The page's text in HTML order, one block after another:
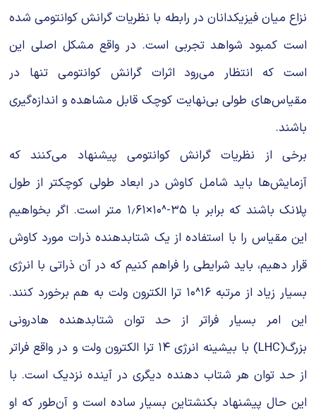
نزاع میان فیزیکدانان در رابطه با نظریات گرانش کوانتومی شده
است کمبود شواهد تجربی است. در واقع مشکل اصلی این
است که انتظار می‌رود اثرات گرانش کوانتومی تنها در
مقیاس‌های طولی بی‌نهایت کوچک قابل مشاهده و اندازه‌گیری
باشند.
برخی از نظریات گرانش کوانتومی پیشنهاد می‌کنند که
آزمایش‌ها باید شامل کاوش در ابعاد طولی کوچکتر از طول
پلانک باشند که برابر با ۳۵-^۱۰×۱٫۶۱ متر است. اگر بخواهیم
این مقیاس را با استفاده از یک شتابدهنده ذرات مورد کاوش
قرار دهیم، باید شرایطی را فراهم کنیم که در آن ذراتی با انرژی
بسیار زیاد از مرتبه ۱۶^۱۰ ترا الکترون ولت به هم برخورد کنند.
این امر بسیار فراتر از حد توان شتابدهنده هادرونی
بزرگ(LHC) با بیشینه انرژی ۱۴ ترا الکترون ولت و در واقع فراتر
از حد توان هر شتاب دهنده دیگری در آینده نزدیک است. با
این حال پیشنهاد بکنشتاین بسیار ساده است و آن‌طور که او